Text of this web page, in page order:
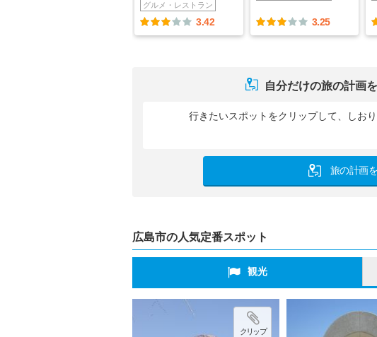
グルメ・レストラン
3.42 3.25
自分だけの旅の計画
行きたいスポットをクリップして、
しお
旅の計画
広島市の人気定番スポット
観光
クリップ